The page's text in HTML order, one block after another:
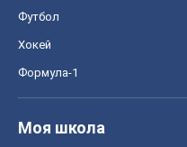
Футбол
Хокей
Формула-1
Моя школа